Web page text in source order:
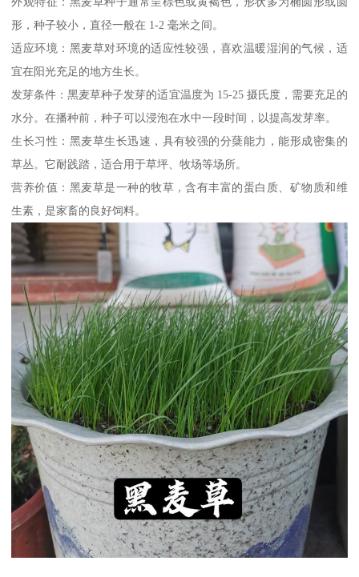
形，种子较小，直径一般在 1-2 毫米之间。
适应环境：黑麦草对环境的适应性较强，喜欢温暖湿润的气候，适
宜在阳光充足的地方生长。
发芽条件：黑麦草种子发芽的适宜温度为 15-25 摄氏度，需要充足的
水分。在播种前，种子可以浸泡在水中一段时间，以提高发芽率。
生长习性：黑麦草生长迅速，具有较强的分蘖能力，能形成密集的
草丛。它耐践踏，适合用于草坪、牧场等场所。
营养价值：黑麦草是一种的牧草，含有丰富的蛋白质、矿物质和维
生素，是家畜的良好饲料。